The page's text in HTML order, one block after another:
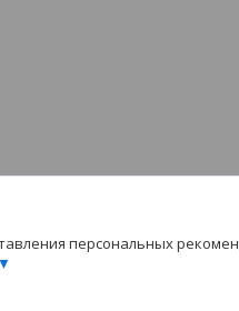
персональных